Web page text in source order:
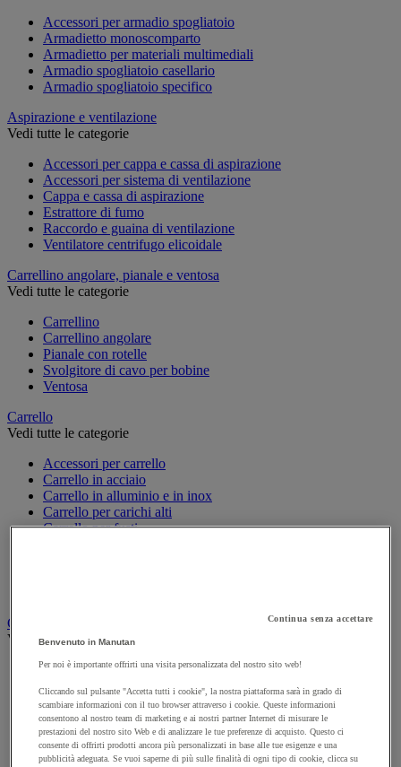
Accessori per armadio spogliatoio
Armadietto monoscomparto
Armadietto per materiali multimediali
Armadio spogliatoio casellario
Armadio spogliatoio specifico
Aspirazione e ventilazione
Vedi tutte le categorie
Accessori per cappa e cassa di aspirazione
Accessori per sistema di ventilazione
Cappa e cassa di aspirazione
Estrattore di fumo
Raccordo e guaina di ventilazione
Ventilatore centrifugo elicoidale
Carrellino angolare, pianale e ventosa
Vedi tutte le categorie
Carrellino
Carrellino angolare
Pianale con rotelle
Svolgitore di cavo per bobine
Ventosa
Carrello
Vedi tutte le categorie
Accessori per carrello
Carrello in acciaio
Carrello in alluminio e in inox
Carrello per carichi alti
Carrello per fusti
Carrello a ripiani e rimorchio industriale
Vedi tutte le categorie
Accessori per carrello
Carrello a livello costante
Carrello a piattaforma
Carrello a rimorchio
Carrello con pareti a griglia
Carrello con ripiani
Continua senza accettare
Benvenuto in Manutan
Per noi è importante offrirti una visita personalizzata del nostro sito web!
Cliccando sul pulsante "Accetta tutti i cookie", la nostra piattaforma sarà in grado di
scambiare informazioni con il tuo browser attraverso i cookie. Queste informazioni
consentono al nostro team di marketing e ai nostri partner Internet di misurare le
prestazioni del nostro sito Web e di analizzare le tue preferenze di acquisto. Questo ci
consente di offrirti prodotti ancora più personalizzati in base alle tue esigenze e una
pubblicità adeguata. Se vuoi saperne di più sulle finalità di ogni tipo di cookie, clicca su